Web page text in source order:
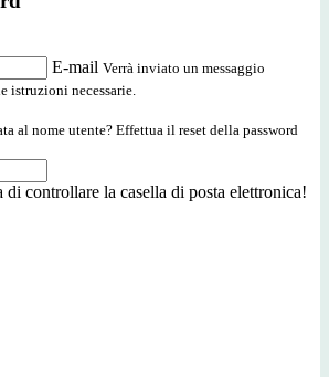
E-mail Verrà inviato un messaggio
istruzioni necessarie.
al nome utente? Effettua il reset della password
controllare la casella di posta elettronica!